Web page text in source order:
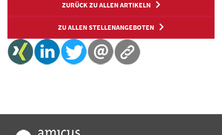
ZURÜCK ZU ALLEN ARTIKELN
ZU ALLEN STELLENANGEBOTEN